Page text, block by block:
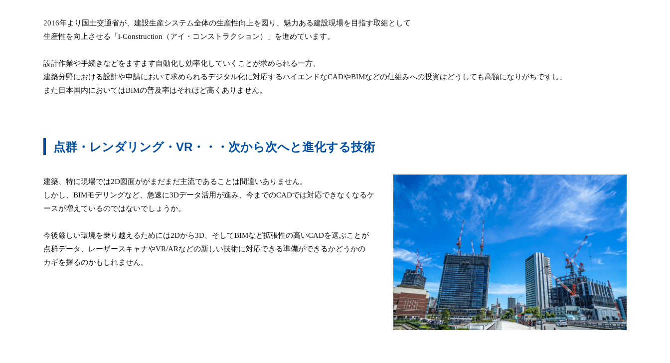
2016年より国土交通省が、建設生産システム全体の生産性向上を図り、魅力ある建設現場を目指す取組として
生産性を向上させる「i-Construction（アイ・コンストラクション）」を進めています。
設計作業や手続きなどをますます自動化し効率化していくことが求められる一方、
建築分野における設計や申請において求められるデジタル化に対応するハイエンドなCADやBIMなどの仕組みへの投資はどうしても高額になりがちですし、
また日本国内においてはBIMの普及率はそれほど高くありません。
点群・レンダリング・VR・・・次から次へと進化する技術
建築、特に現場では2D図面ががまだまだ主流であることは間違いありません。
しかし、BIMモデリングなど、急速に3Dデータ活用が進み、今までのCADでは対応できなくなるケ
ースが増えているのではないでしょうか。
今後厳しい環境を乗り越えるためには2Dから3D、そしてBIMなど拡張性の高いCADを選ぶことが
点群データ、レーザースキャナやVR/ARなどの新しい技術に対応できる準備ができるかどうかの
カギを握るのかもしれません。